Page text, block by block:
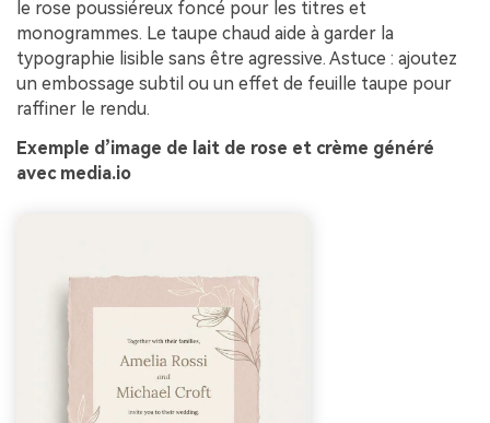
le rose poussiéreux foncé pour les titres et
monogrammes. Le taupe chaud aide à garder la
typographie lisible sans être agressive. Astuce : ajoutez
un embossage subtil ou un effet de feuille taupe pour
raffiner le rendu.
Exemple d’image de lait de rose et crème généré
avec media.io